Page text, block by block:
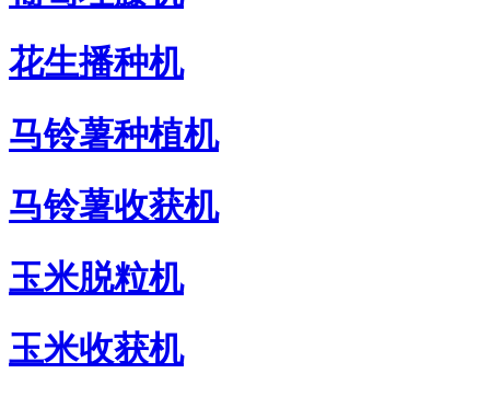
花生播种机
马铃薯种植机
马铃薯收获机
玉米脱粒机
玉米收获机